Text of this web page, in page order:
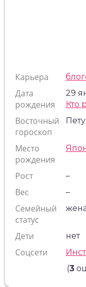
Карьера
Дата
рождения
29
Кто
Восточный
гороскоп
Место
рождения
Рост –
Вес –
Семейный
статус
Дети нет
Соцсети
(3